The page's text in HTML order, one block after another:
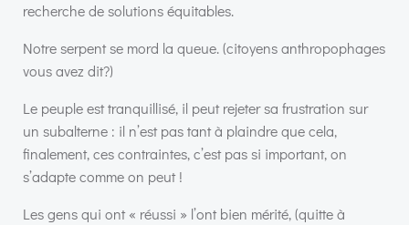
recherche de solutions équitables.
Notre serpent se mord la queue. (citoyens anthropophages
vous avez dit?)
Le peuple est tranquillisé, il peut rejeter sa frustration sur
un subalterne : il n’est pas tant à plaindre que cela,
finalement, ces contraintes, c’est pas si important, on
s’adapte comme on peut !
Les gens qui ont « réussi » l’ont bien mérité, (quitte à